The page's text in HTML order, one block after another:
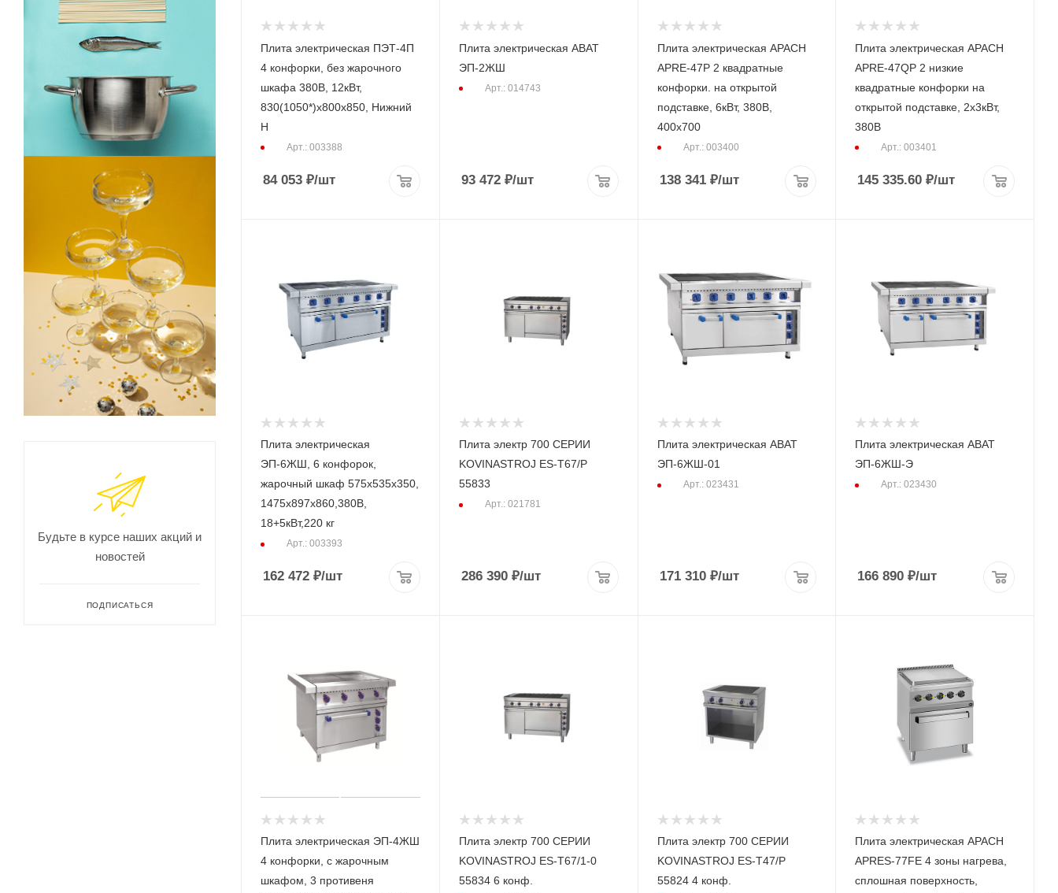
Плита электрическая ПЭТ-4П
4 конфорки, без жарочного
шкафа 380В, 12кВт,
830(1050*)х800х850, Нижний
Н
Арт.: 003388
84 053 ₽/шт
Плита электрическая ABAT
ЭП-2ЖШ
Арт.: 014743
93 472₽/шт
Плита электрическая APACH
APRE-47P 2 квадратные
конфорки. на открытой
подставке, 6кВт, 380В,
400х700
Арт.: 003400
138 341₽/шт
Плита электрическая APACH
APRE-47QP 2 низкие
квадратные конфорки на
открытой подставке, 2х3кВт,
380В
Арт.: 003401
145 335.60 ₽/шт
Плита электрическая
ЭП-6ЖШ, 6 конфорок,
жарочный шкаф 575х535х350,
1475х897х860,380В,
18+5кВт,220 кг
Арт.: 003393
162 472 ₽/шт
Плита электр 700 СЕРИИ
KOVINASTROJ ES-Т67/P
55833
Арт.: 021781
286 390₽/шт
Плита электрическая ABAT
ЭП-6ЖШ-01
Арт.: 023431
171 310₽/шт
Плита электрическая ABAT
ЭП-6ЖШ-Э
Арт.: 023430
166 890 ₽/шт
Плита электрическая ЭП-4ЖШ
4 конфорки, с жарочным
шкафом, 3 противеня
Плита электр 700 СЕРИИ
KOVINASTROJ ES-Т67/1-0
55834 6 конф.
Плита электр 700 СЕРИИ
KOVINASTROJ ES-T47/P
55824 4 конф.
Плита электрическая APACH
APRES-77FE 4 зоны нагрева,
сплошная поверхность,
Будьте в курсе наших акций и
новостей
ПОДПИСАТЬСЯ